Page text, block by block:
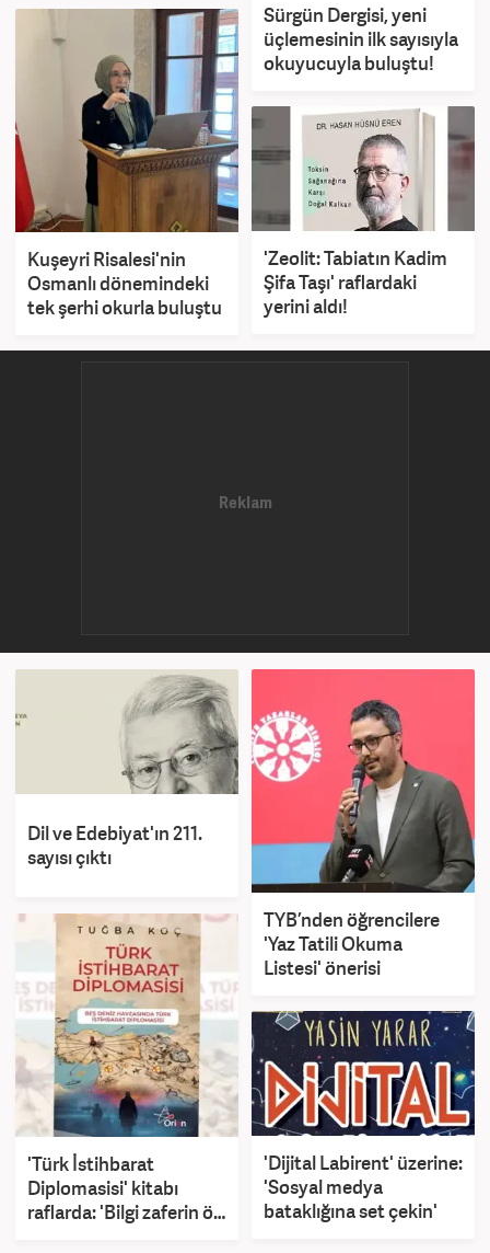
Sürgün Dergisi, yeni
üçlemesinin ilk sayısıyla
okuyucuyla buluştu!
Kuşeyri Risalesi'nin
Osmanlı dönemindeki
tek şerhi okurla buluştu
'Zeolit: Tabiatın Kadim
Şifa Taşı' raflardaki
yerini aldı!
Dil ve Edebiyat'ın 211.
sayısı çıktı
TYB’nden öğrencilere
'Yaz Tatili Okuma
Listesi' önerisi
'Türk İstihbarat
Diplomasisi' kitabı
raflarda: 'Bilgi zaferin ön
'Dijital Labirent' üzerine:
'Sosyal medya
bataklığına set çekin'